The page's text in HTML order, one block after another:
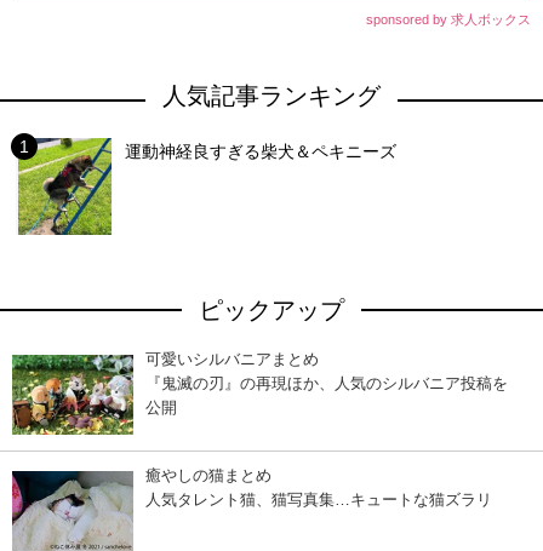
sponsored by 求人ボックス
人気記事ランキング
運動神経良すぎる柴犬＆ペキニーズ
ピックアップ
可愛いシルバニアまとめ
『鬼滅の刃』の再現ほか、人気のシルバニア投稿を
公開
癒やしの猫まとめ
人気タレント猫、猫写真集…キュートな猫ズラリ